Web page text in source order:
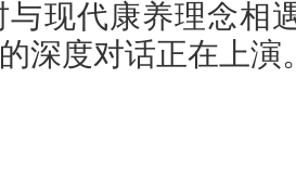
与现代康养理念相
深度对话正在上演